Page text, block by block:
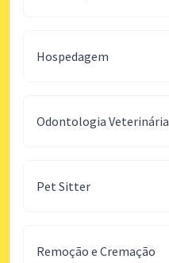
Hospedagem
Odontologia Veterinária
Pet Sitter
Remoção e Cremação